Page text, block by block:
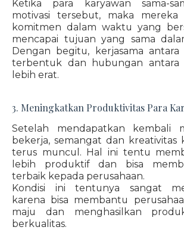
Ketika para karyawan sama-
motivasi tersebut, maka mereka
komitmen dalam waktu yang
mencapai tujuan yang sama
Dengan begitu, kerjasama antara
terbentuk dan hubungan antara
lebih erat.
3. Meningkatkan Produktivitas Para
Setelah mendapatkan kembali
bekerja, semangat dan kreativitas
terus muncul. Hal ini tentu
lebih produktif dan bisa
terbaik kepada perusahaan.
Kondisi ini tentunya sangat
karena bisa membantu
maju dan menghasilkan
berkualitas.